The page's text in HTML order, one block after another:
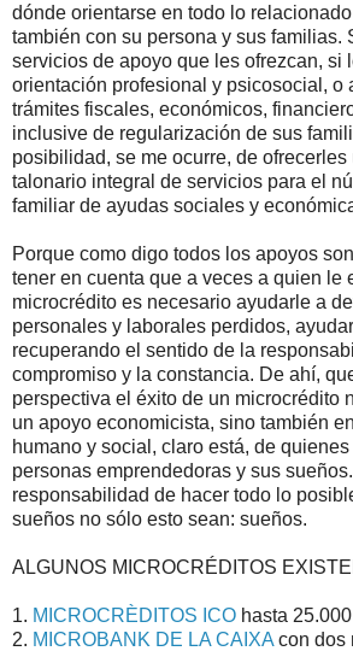
dónde orientarse en todo lo
también con su persona y sus familias.
servicios de apoyo que les ofrezcan, si
orientación profesional y psicosocial, o
trámites fiscales, económicos,
inclusive de regularización de sus
posibilidad, se me ocurre, de ofrecerles
talonario integral de servicios para el
familiar de ayudas sociales y
Porque como digo todos los apoyos
tener en cuenta que a veces a quien le
microcrédito es necesario ayudarle a
personales y laborales perdidos,
recuperando el sentido de la
compromiso y la constancia. De ahí,
perspectiva el éxito de un microcrédito
un apoyo economicista, sino también
humano y social, claro está, de
personas emprendedoras y sus
responsabilidad de hacer todo lo
sueños no sólo esto sean: sueños.
ALGUNOS MICROCRÉDITOS
1. MICROCRÈDITOS ICO hasta
2. MICROBANK DE LA CAIXA con dos